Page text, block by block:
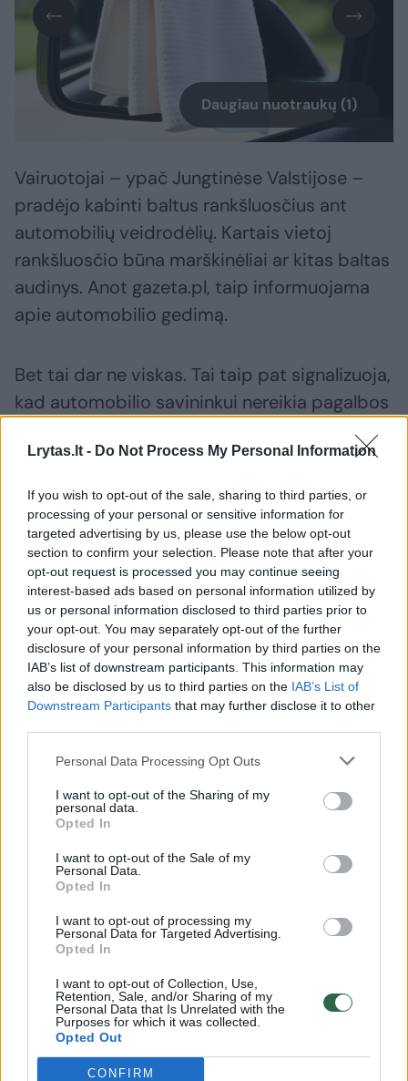
Lrytas.lt - Do Not Process My Personal Information
If you wish to opt-out of the sale, sharing to third parties, or
processing of your personal or sensitive information for
targeted advertising by us, please use the below opt-out
section to confirm your selection. Please note that after your
opt-out request is processed you may continue seeing
interest-based ads based on personal information utilized by
us or personal information disclosed to third parties prior to
your opt-out. You may separately opt-out of the further
disclosure of your personal information by third parties on the
IAB’s list of downstream participants. This information may
also be disclosed by us to third parties on the IAB’s List of
Downstream Participants that may further disclose it to other
Personal Data Processing Opt Outs
I want to opt-out of the Sharing of my
personal data.
Opted In
I want to opt-out of the Sale of my
Personal Data.
Opted In
I want to opt-out of processing my
Personal Data for Targeted Advertising.
Opted In
I want to opt-out of Collection, Use,
Retention, Sale, and/or Sharing of my
Personal Data that Is Unrelated with the
Purposes for which it was collected.
Opted Out
CONFIRM
Daugiau nuotraukų (1)
Vairuotojai – ypač Jungtinėse Valstijose –
pradėjo kabinti baltus rankšluosčius ant
automobilių veidrodėlių. Kartais vietoj
rankšluosčio būna marškinėliai ar kitas baltas
audinys. Anot gazeta.pl, taip informuojama
apie automobilio gedimą.
Bet tai dar ne viskas. Tai taip pat signalizuoja,
kad automobilio savininkui nereikia pagalbos
informacija yra svarbi tiek kitiems
vairuotojams, tiek kelių tarnyboms. Dėl balto
rankšluosčio jie žino, kad automobilio
nereikia nuvilkti ir kad savininkas grįš jo
pasiimti.
Ar baltas rankšluostis ant veidrodžio visada
reiškia tą patį?
Susiję straipsniai
Kaip apsaugoti automobilio
šoninius veidrodėlius nuo
aprasojimo: žinomas „TikTok“
triukas